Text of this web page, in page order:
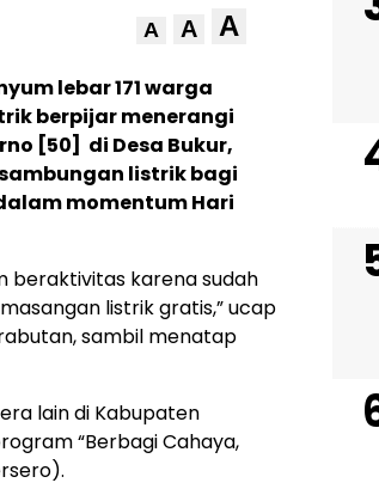
A A A
lebar 171 warga
berpijar menerangi
[50] di Desa Bukur,
listrik bagi
momentum Hari
beraktivitas karena sudah
listrik gratis,” ucap
sambil menatap
lain di Kabupaten
“Berbagi Cahaya,